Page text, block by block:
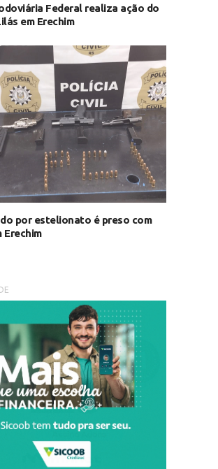
Federal realiza ação do
em Erechim
por estelionato é preso com
Erechim